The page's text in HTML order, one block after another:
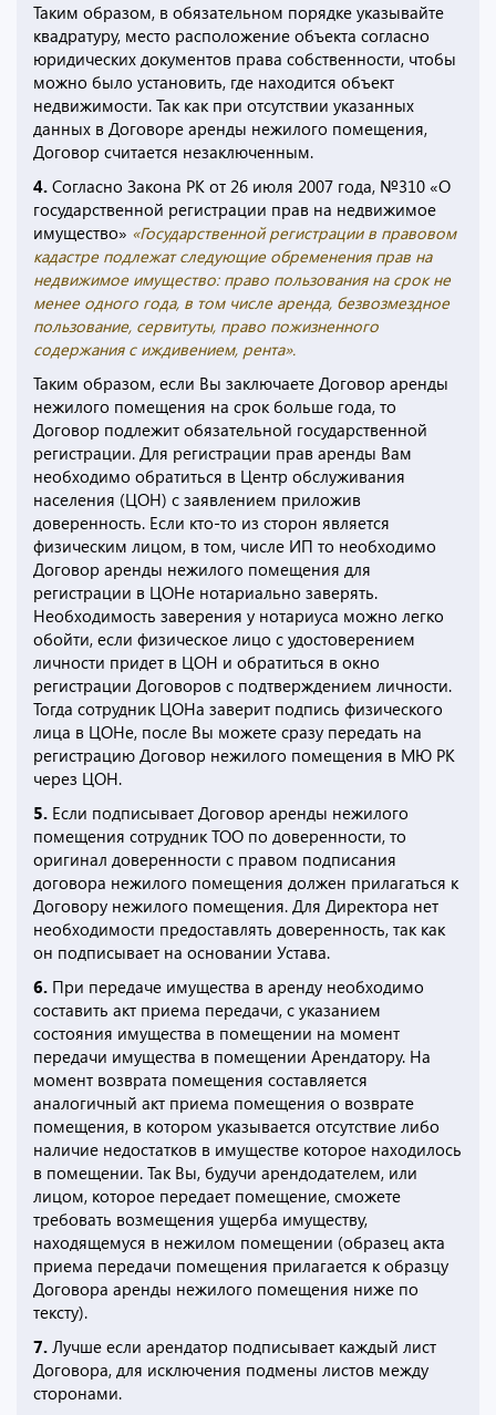
Таким образом, в обязательном порядке указывайте
квадратуру, место расположение объекта согласно
юридических документов права собственности, чтобы
можно было установить, где находится объект
недвижимости. Так как при отсутствии указанных
данных в Договоре аренды нежилого помещения,
Договор считается незаключенным.
4. Согласно Закона РК от 26 июля 2007 года, №310 «О
государственной регистрации прав на недвижимое
имущество» «Государственной регистрации в правовом
кадастре подлежат следующие обременения прав на
недвижимое имущество: право пользования на срок не
менее одного года, в том числе аренда, безвозмездное
пользование, сервитуты, право пожизненного
содержания с иждивением, рента».
Таким образом, если Вы заключаете Договор аренды
нежилого помещения на срок больше года, то
Договор подлежит обязательной государственной
регистрации. Для регистрации прав аренды Вам
необходимо обратиться в Центр обслуживания
населения (ЦОН) с заявлением приложив
доверенность. Если кто-то из сторон является
физическим лицом, в том, числе ИП то необходимо
Договор аренды нежилого помещения для
регистрации в ЦОНе нотариально заверять.
Необходимость заверения у нотариуса можно легко
обойти, если физическое лицо с удостоверением
личности придет в ЦОН и обратиться в окно
регистрации Договоров с подтверждением личности.
Тогда сотрудник ЦОНа заверит подпись физического
лица в ЦОНе, после Вы можете сразу передать на
регистрацию Договор нежилого помещения в МЮ РК
через ЦОН.
5. Если подписывает Договор аренды нежилого
помещения сотрудник ТОО по доверенности, то
оригинал доверенности с правом подписания
договора нежилого помещения должен прилагаться к
Договору нежилого помещения. Для Директора нет
необходимости предоставлять доверенность, так как
он подписывает на основании Устава.
6. При передаче имущества в аренду необходимо
составить акт приема передачи, с указанием
состояния имущества в помещении на момент
передачи имущества в помещении Арендатору. На
момент возврата помещения составляется
аналогичный акт приема помещения о возврате
помещения, в котором указывается отсутствие либо
наличие недостатков в имуществе которое находилось
в помещении. Так Вы, будучи арендодателем, или
лицом, которое передает помещение, сможете
требовать возмещения ущерба имуществу,
находящемуся в нежилом помещении (образец акта
приема передачи помещения прилагается к образцу
Договора аренды нежилого помещения ниже по
тексту).
7. Лучше если арендатор подписывает каждый лист
Договора, для исключения подмены листов между
сторонами.